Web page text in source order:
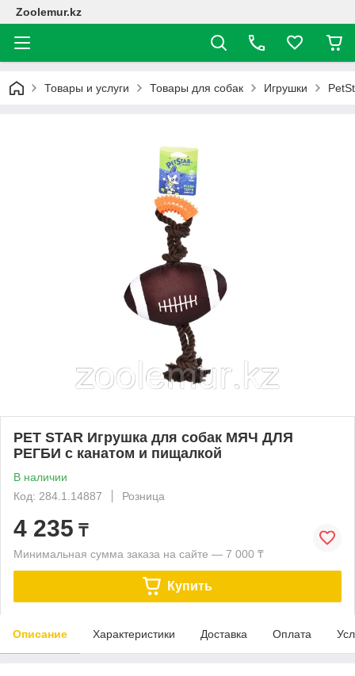
Zoolemur.kz
Товары и услуги Товары для собак Игрушки
PET STAR Игрушка для собак МЯЧ ДЛЯ
РЕГБИ с канатом и пищалкой
В наличии
Код: 284.1.14887
Розница
4 235 ₸
Минимальная сумма заказа на сайте — 7 000 ₸
Купить
Описание Характеристики Доставка Оплата